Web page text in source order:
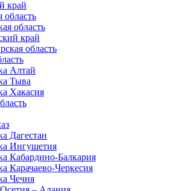
край
область
область
край
область
Алтай
Тыва
Хакасия
Дагестан
Ингушетия
Кабардино-Балкария
Карачаево-Черкесия
Чечня